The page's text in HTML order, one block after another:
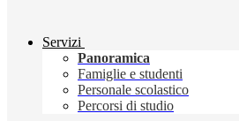
Servizi
Panoramica
Famiglie e studenti
Personale scolastico
Percorsi di studio